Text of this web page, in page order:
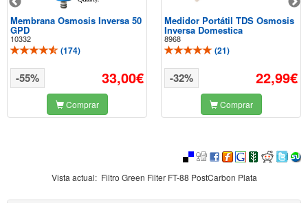
Membrana Osmosis Inversa 50
GPD
10332
(174)
33,00€
-55%
Comprar
Medidor Portátil TDS Osmosis
Inversa Domestica
8968
(21)
22,99€
-32%
Comprar
Vista actual: Filtro Green Filter FT-88 PostCarbon Plata